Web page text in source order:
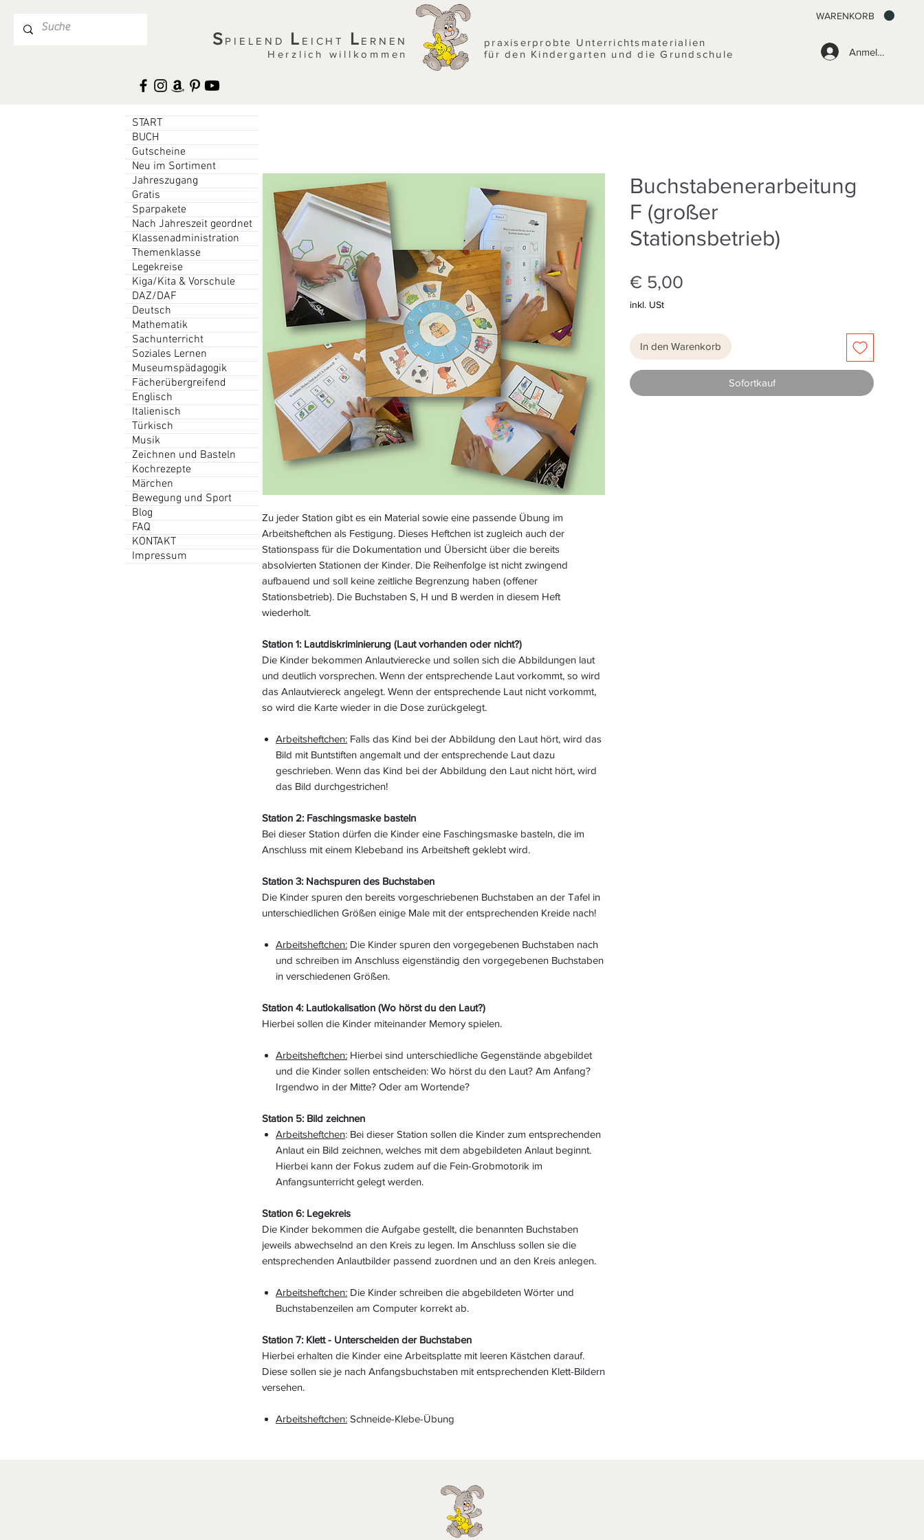
Anmelden
WARENKORB
S PIELEND L EICHT L ERNEN
Herzlich willkommen
praxiserprobte Unterrichtsmaterialien
für den Kindergarten und die Grundschule
Zu jeder Station gibt es ein Material sowie eine passende Übung im
Arbeitsheftchen als Festigung. Dieses Heftchen ist zugleich auch der
Stationspass für die Dokumentation und Übersicht über die bereits
absolvierten Stationen der Kinder. Die Reihenfolge ist nicht zwingend
aufbauend und soll keine zeitliche Begrenzung haben (offener
Stationsbetrieb). Die Buchstaben S, H und B werden in diesem Heft
wiederholt.
Station 1: Lautdiskriminierung (Laut vorhanden oder nicht?)
Die Kinder bekommen Anlautvierecke und sollen sich die Abbildungen laut
und deutlich vorsprechen. Wenn der entsprechende Laut vorkommt, so wird
das Anlautviereck angelegt. Wenn der entsprechende Laut nicht vorkommt,
so wird die Karte wieder in die Dose zurückgelegt.
Arbeitsheftchen: Falls das Kind bei der Abbildung den Laut hört, wird das
Bild mit Buntstiften angemalt und der entsprechende Laut dazu
geschrieben. Wenn das Kind bei der Abbildung den Laut nicht hört, wird
das Bild durchgestrichen!
Station 2: Faschingsmaske basteln
Bei dieser Station dürfen die Kinder eine Faschingsmaske basteln, die im
Anschluss mit einem Klebeband ins Arbeitsheft geklebt wird.
Station 3: Nachspuren des Buchstaben
Die Kinder spuren den bereits vorgeschriebenen Buchstaben an der Tafel in
unterschiedlichen Größen einige Male mit der entsprechenden Kreide nach!
Arbeitsheftchen: Die Kinder spuren den vorgegebenen Buchstaben nach
und schreiben im Anschluss eigenständig den vorgegebenen Buchstaben
in verschiedenen Größen.
Station 4: Lautlokalisation (Wo hörst du den Laut?)
Hierbei sollen die Kinder miteinander Memory spielen.
Arbeitsheftchen: Hierbei sind unterschiedliche Gegenstände abgebildet
und die Kinder sollen entscheiden: Wo hörst du den Laut? Am Anfang?
Irgendwo in der Mitte? Oder am Wortende?
Station 5: Bild zeichnen
Arbeitsheftchen: Bei dieser Station sollen die Kinder zum entsprechenden
Anlaut ein Bild zeichnen, welches mit dem abgebildeten Anlaut beginnt.
Hierbei kann der Fokus zudem auf die Fein-Grobmotorik im
Anfangsunterricht gelegt werden.
Station 6: Legekreis
Die Kinder bekommen die Aufgabe gestellt, die benannten Buchstaben
jeweils abwechselnd an den Kreis zu legen. Im Anschluss sollen sie die
entsprechenden Anlautbilder passend zuordnen und an den Kreis anlegen.
Arbeitsheftchen: Die Kinder schreiben die abgebildeten Wörter und
Buchstabenzeilen am Computer korrekt ab.
Station 7: Klett - Unterscheiden der Buchstaben
Hierbei erhalten die Kinder eine Arbeitsplatte mit leeren Kästchen darauf.
Diese sollen sie je nach Anfangsbuchstaben mit entsprechenden Klett-Bildern
versehen.
Arbeitsheftchen: Schneide-Klebe-Übung
Buchstabenerarbeitung
F (großer
Stationsbetrieb)
€ 5,00
inkl. USt
In den Warenkorb
Sofortkauf
START
BUCH
Gutscheine
Neu im Sortiment
Jahreszugang
Gratis
Sparpakete
Nach Jahreszeit geordnet
Klassenadministration
Themenklasse
Legekreise
Kiga/Kita & Vorschule
DAZ/DAF
Deutsch
Mathematik
Sachunterricht
Soziales Lernen
Museumspädagogik
Fächerübergreifend
Englisch
Italienisch
Türkisch
Musik
Zeichnen und Basteln
Kochrezepte
Märchen
Bewegung und Sport
Blog
FAQ
KONTAKT
Impressum